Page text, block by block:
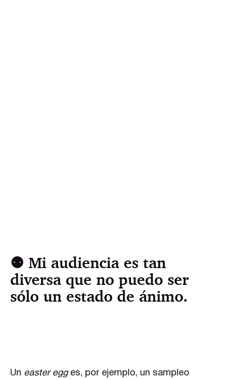
⚉ Mi audiencia es tan
diversa que no puedo ser
sólo un estado de ánimo.
Un easter egges, por ejemplo, un sampleo